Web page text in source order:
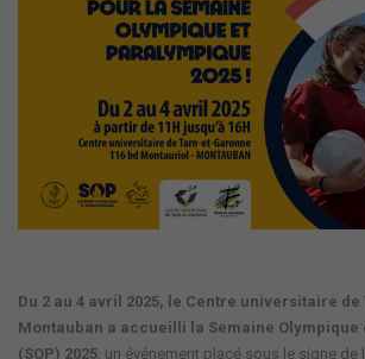
Du 2 au 4 avril 2025, le Centre universitaire de
Montauban a accueilli la Semaine
(SOP) 2025, un événement placé sous le signe